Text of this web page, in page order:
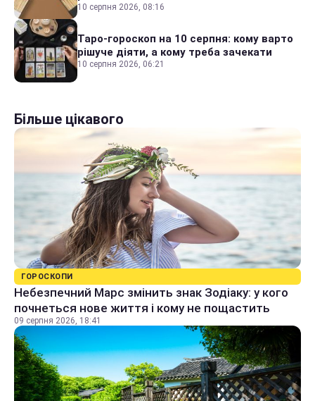
10 серпня 2026, 08:16
Таро-гороскоп на 10 серпня: кому варто
рішуче діяти, а кому треба зачекати
10 серпня 2026, 06:21
Більше цікавого
ГОРОСКОПИ
Небезпечний Марс змінить знак Зодіаку: у кого
почнеться нове життя і кому не пощастить
09 серпня 2026, 18:41